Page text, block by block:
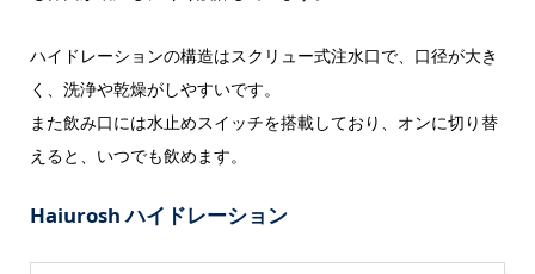
ハイドレーションの構造はスクリュー式注水口で、口径が大き
く、洗浄や乾燥がしやすいです。
また飲み口には水止めスイッチを搭載しており、オンに切り替
えると、いつでも飲めます。
Haiurosh ハイドレーション